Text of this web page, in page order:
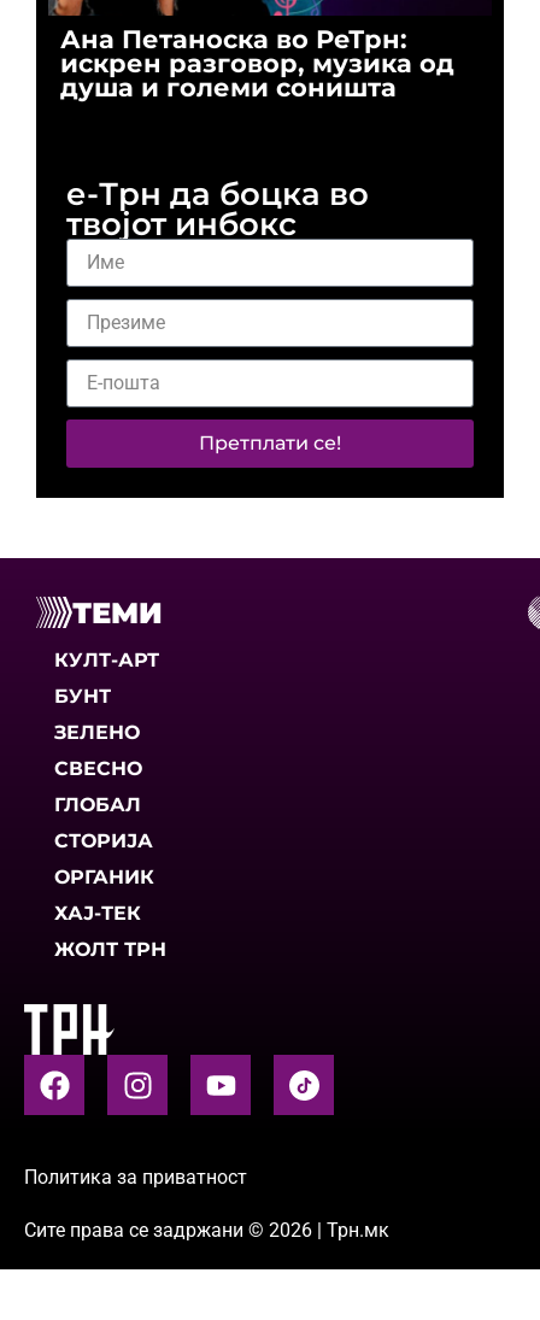
Ана Петаноска во РеТрн:
искрен разговор, музика од
душа и големи соништа
е-Трн да боцка во
твојот инбокс
Претплати се!
ТЕМИ
КУЛТ-АРТ
БУНТ
ЗЕЛЕНО
СВЕСНО
ГЛОБАЛ
СТОРИЈА
ОРГАНИК
ХАЈ-ТЕК
ЖОЛТ ТРН
Политика за приватност
Сите права се задржани © 2026 | Трн.мк